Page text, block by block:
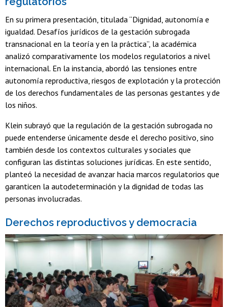
En su primera presentación, titulada “Dignidad, autonomía e
igualdad. Desafíos jurídicos de la gestación subrogada
transnacional en la teoría y en la práctica”, la académica
analizó comparativamente los modelos regulatorios a nivel
internacional. En la instancia, abordó las tensiones entre
autonomía reproductiva, riesgos de explotación y la protección
de los derechos fundamentales de las personas gestantes y de
los niños.
Klein subrayó que la regulación de la gestación subrogada no
puede entenderse únicamente desde el derecho positivo, sino
también desde los contextos culturales y sociales que
configuran las distintas soluciones jurídicas. En este sentido,
planteó la necesidad de avanzar hacia marcos regulatorios que
garanticen la autodeterminación y la dignidad de todas las
personas involucradas.
Derechos reproductivos y democracia